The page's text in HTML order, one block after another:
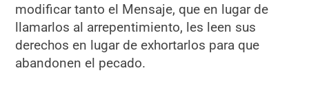
modificar tanto el Mensaje, que en lugar de
llamarlos al arrepentimiento, les leen sus
derechos en lugar de exhortarlos para que
abandonen el pecado.